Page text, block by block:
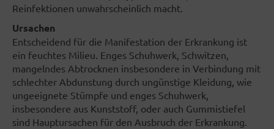
Reinfektionen unwahrscheinlich macht.
Ursachen
Entscheidend für die Manifestation der Erkrankung ist
ein feuchtes Milieu. Enges Schuhwerk, Schwitzen,
mangelndes Abtrocknen insbesondere in Verbindung mit
schlechter Abdunstung durch ungünstige Kleidung, wie
ungeeignete Stümpfe und enges Schuhwerk,
insbesondere aus Kunststoff, oder auch Gummistiefel
sind Hauptursachen für den Ausbruch der Erkrankung.